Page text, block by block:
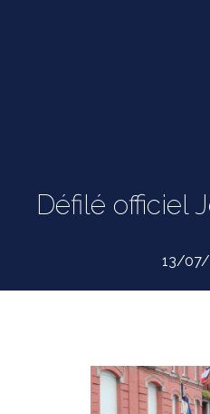
Défilé officiel
13/